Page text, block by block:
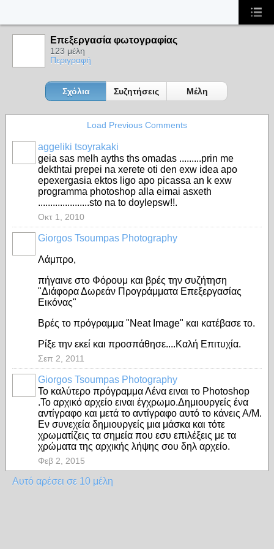
Επεξεργασία φωτογραφίας
123 μέλη
Περιγραφή
Σχόλια Συζητήσεις Μέλη
Load Previous Comments
aggeliki tsoyrakaki
geia sas melh ayths ths omadas .........prin me
dekthtai prepei na xerete oti den exw idea apo
epexergasia ektos ligo apo picassa an k exw
programma photoshop alla eimai asxeth
.....................sto na to doylepsw!!.
Οκτ 1, 2010
Giorgos Tsoumpas Photography
Λάμπρο,
πήγαινε στο Φόρουμ και βρές την συζήτηση
"Διάφορα Δωρεάν Προγράμματα Επεξεργασίας
Εικόνας"
Βρές το πρόγραμμα "Neat Image" και κατέβασε το.
Ρίξε την εκεί και προσπάθησε....Καλή Επιτυχία.
Σεπ 2, 2011
Giorgos Tsoumpas Photography
Το καλύτερο πρόγραμμα Λένα ειναι το Photoshop
.Το αρχικό αρχείο ειναι έγχρωμο.Δημιουργείς ένα
αντίγραφο και μετά το αντίγραφο αυτό το κάνεις Α/Μ.
Εν συνεχεία δημιουργείς μια μάσκα και τότε
χρωματίζεις τα σημεία που εσυ επιλέξεις με τα
χρώματα της αρχικής λήψης σου δηλ αρχείο.
Φεβ 2, 2015
Αυτό αρέσει σε 10 μέλη